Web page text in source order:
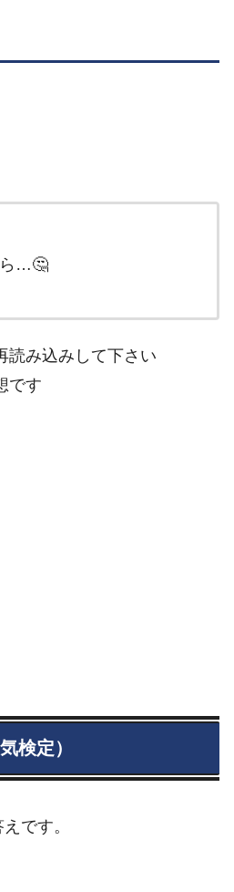
ら…🤔
み込みして下さい
です
検定）
です。